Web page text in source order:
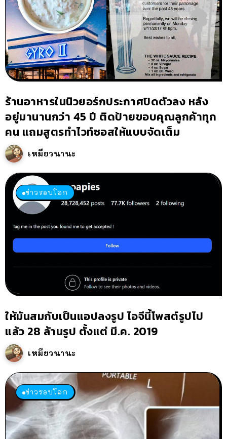
ร้านอาหารในนิวยอร์กประกาศปิดตัวลง หลัง
อยู่มานานกว่า 45 ปี ติดป้ายขอบคุณลูกค้าทุก
คน แถมสูตรทำไวท์ซอสให้แบบจัดเต็ม
เหมียวนานะ
ข่าวรอบโลก
ให้มันสมกับเป็นแอปลงรูป ไอจีนี้โพสต์รูปไป
แล้ว 28 ล้านรูป ตั้งแต่ มี.ค. 2019
เหมียวนานะ
ข่าวรอบโลก